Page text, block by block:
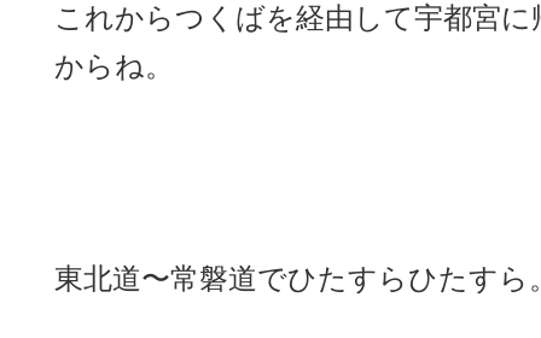
これからつくばを経由して宇都宮
からね。
東北道〜常磐道でひたすらひたすら